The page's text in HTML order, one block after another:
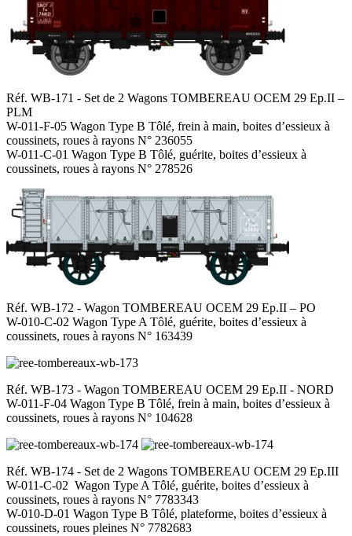
Réf. WB-171 - Set de 2 Wagons TOMBEREAU OCEM 29 Ep.II –
PLM
W-011-F-05 Wagon Type B Tôlé, frein à main, boites d’essieux à
coussinets, roues à rayons N° 236055
W-011-C-01 Wagon Type B Tôlé, guérite, boites d’essieux à
coussinets, roues à rayons N° 278526
Réf. WB-172 - Wagon TOMBEREAU OCEM 29 Ep.II – PO
W-010-C-02 Wagon Type A Tôlé, guérite, boites d’essieux à
coussinets, roues à rayons N° 163439
Réf. WB-173 - Wagon TOMBEREAU OCEM 29 Ep.II - NORD
W-011-F-04 Wagon Type B Tôlé, frein à main, boites d’essieux à
coussinets, roues à rayons N° 104628
Réf. WB-174 - Set de 2 Wagons TOMBEREAU OCEM 29 Ep.III
W-011-C-02 Wagon Type A Tôlé, guérite, boites d’essieux à
coussinets, roues à rayons N° 7783343
W-010-D-01 Wagon Type B Tôlé, plateforme, boites d’essieux à
coussinets, roues pleines N° 7782683